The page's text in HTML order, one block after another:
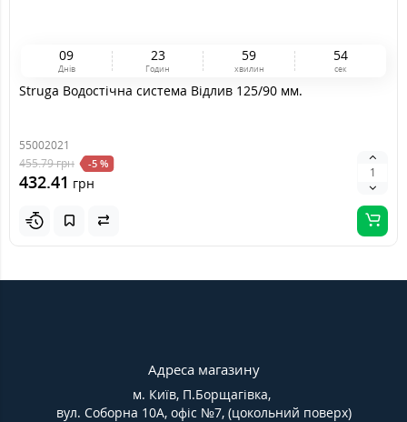
09
Днів
23
Годин
59
хвилин
54
сек
Struga Водостічна система Відлив 125/90 мм.
55002021
455.79грн -5 %
432.41 грн
Адреса магазину
м. Київ, П.Борщагівка,
вул. Соборна 10А, офіс №7, (цокольний поверх)